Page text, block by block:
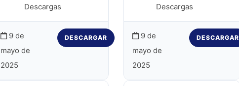
Descargas
9 de
mayo de
2025
DESCARGAR
Descargas
9 de
mayo de
2025
DESCARGAR